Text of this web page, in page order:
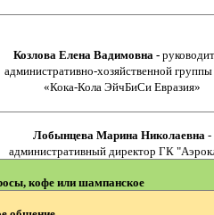
Козлова Елена Вадимовна -
административно-хозяйственной
«Кока-Кола ЭйчБиСи Евразия»
Лобынцева Марина Николаевна -
административный директор ГК
кофе или шампанское